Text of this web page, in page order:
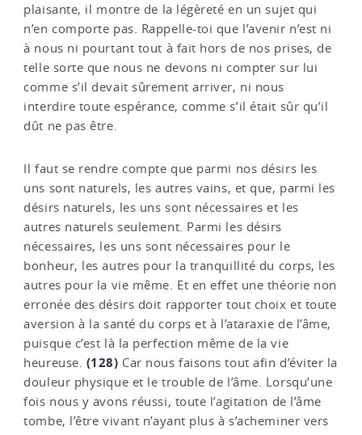
plaisante, il montre de la légèreté en un sujet qui
n’en comporte pas. Rappelle-toi que l’avenir n’est ni
à nous ni pourtant tout à fait hors de nos prises, de
telle sorte que nous ne devons ni compter sur lui
comme s’il devait sûrement arriver, ni nous
interdire toute espérance, comme s’il était sûr qu’il
dût ne pas être.
Il faut se rendre compte que parmi nos désirs les
uns sont naturels, les autres vains, et que, parmi les
désirs naturels, les uns sont nécessaires et les
autres naturels seulement. Parmi les désirs
nécessaires, les uns sont nécessaires pour le
bonheur, les autres pour la tranquillité du corps, les
autres pour la vie même. Et en effet une théorie non
erronée des désirs doit rapporter tout choix et toute
aversion à la santé du corps et à l’ataraxie de l’âme,
puisque c’est là la perfection même de la vie
heureuse. (128) Car nous faisons tout afin d’éviter la
douleur physique et le trouble de l’âme. Lorsqu’une
fois nous y avons réussi, toute l’agitation de l’âme
tombe, l’être vivant n’ayant plus à s’acheminer vers